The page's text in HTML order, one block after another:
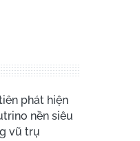
phát hiện
nền siêu
vũ trụ